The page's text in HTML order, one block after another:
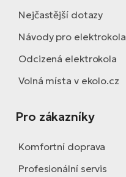
Nejčastější dotazy
Návody pro elektrokola
Odcizená elektrokola
Volná místa v ekolo.cz
Pro zákazníky
Komfortní doprava
Profesionální servis